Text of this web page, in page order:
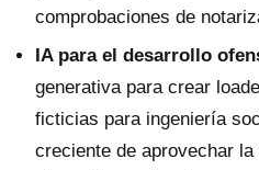
comprobaciones de
IA para el desarrollo
generativa para crear
ficticias para ingeniería
creciente de aprovechar la